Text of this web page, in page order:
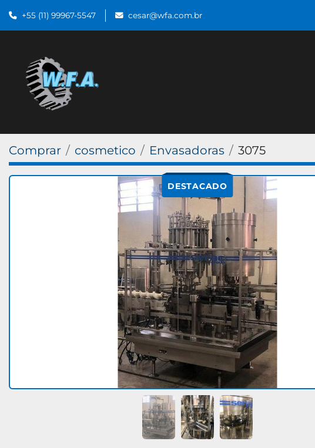
+55 (11) 99967-5547 cesar@wfa.com.br
Comprar cosmetico Envasadoras 3075
DESTACADO